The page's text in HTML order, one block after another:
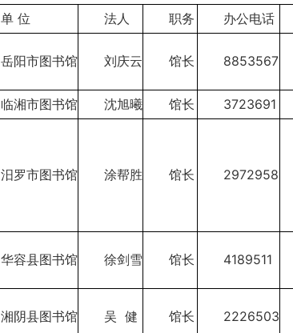
单 位 法人 职务 办公电话
岳阳市图书馆 刘庆云 馆长 8853567
临湘市图书馆 沈旭曦 馆长 3723691
汨罗市图书馆 涂帮胜 馆长 2972958
华容县图书馆 徐剑雪 馆长 4189511
湘阴县图书馆 吴 健 馆长 2226503